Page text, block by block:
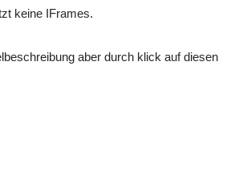
keine IFrames.
aber durch klick auf diesen